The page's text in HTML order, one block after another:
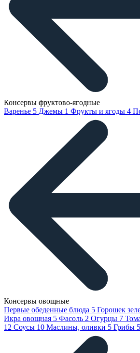
Консервы фруктово-ягодные
Варенье 5 Джемы 1 Фрукты и ягоды 4
Консервы овощные
Первые обеденные блюда 5 Горошек
Икра овощная 5 Фасоль 2 Огурцы 7
12 Соусы 10 Маслины, оливки 5 Грибы 5